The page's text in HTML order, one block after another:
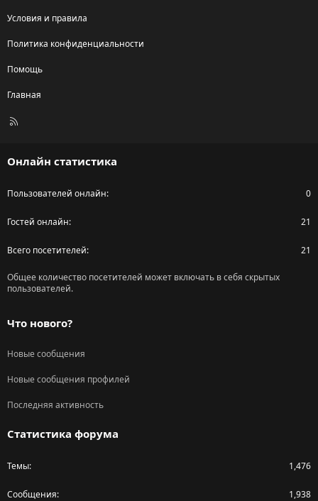
Условия и правила
Политика конфиденциальности
Помощь
Главная
R
Онлайн статистика
Пользователей онлайн 0
Гостей онлайн 21
Всего посетителей 21
Общее количество посетителей может включать в себя скрытых
пользователей.
Что нового?
Новые сообщения
Новые сообщения профилей
Последняя активность
Статистика форума
Темы 1,476
Сообщения 1,938